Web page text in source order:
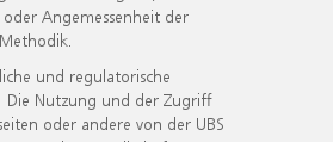
Angemessenheit der
und regulatorische
Die Nutzung und der Zugriff
oder andere von der UBS